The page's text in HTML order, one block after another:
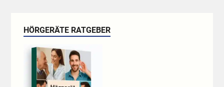
HÖRGERÄTE RATGEBER